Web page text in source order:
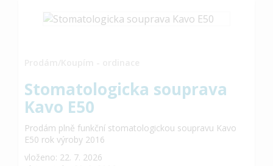
Stomatologicka souprava
Kavo E50
Prodám plně funkční stomatologickou soupravu Kavo
E50 rok výroby 2016
vloženo: 22. 7. 2026